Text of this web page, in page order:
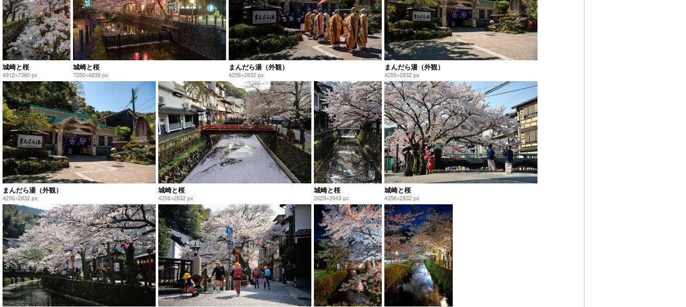
城崎と桜
4912×7360 px
城崎と桜
7250×4839 px
まんだら湯（外観）
4256×2832 px
まんだら湯（外観）
4256×2832 px
まんだら湯（外観）
4256×2832 px
城崎と桜
4256×2832 px
城崎と桜
2629×3943 px
城崎と桜
4256×2832 px